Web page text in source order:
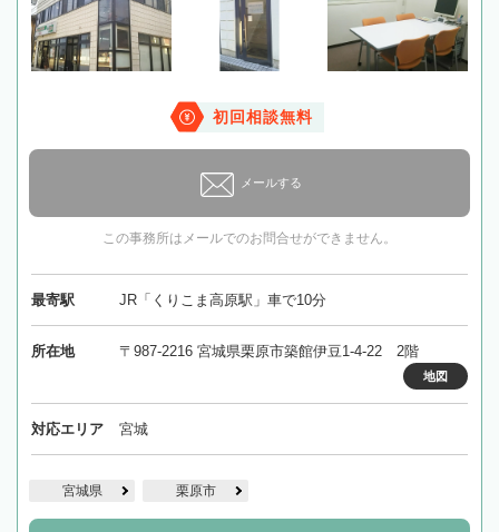
初回相談無料
メールする
この事務所はメールでのお問合せができません。
最寄駅 JR「くりこま高原駅」車で10分
所在地 〒987-2216 宮城県栗原市築館伊豆1-4-22 2階
地図
対応エリア 宮城
宮城県 栗原市